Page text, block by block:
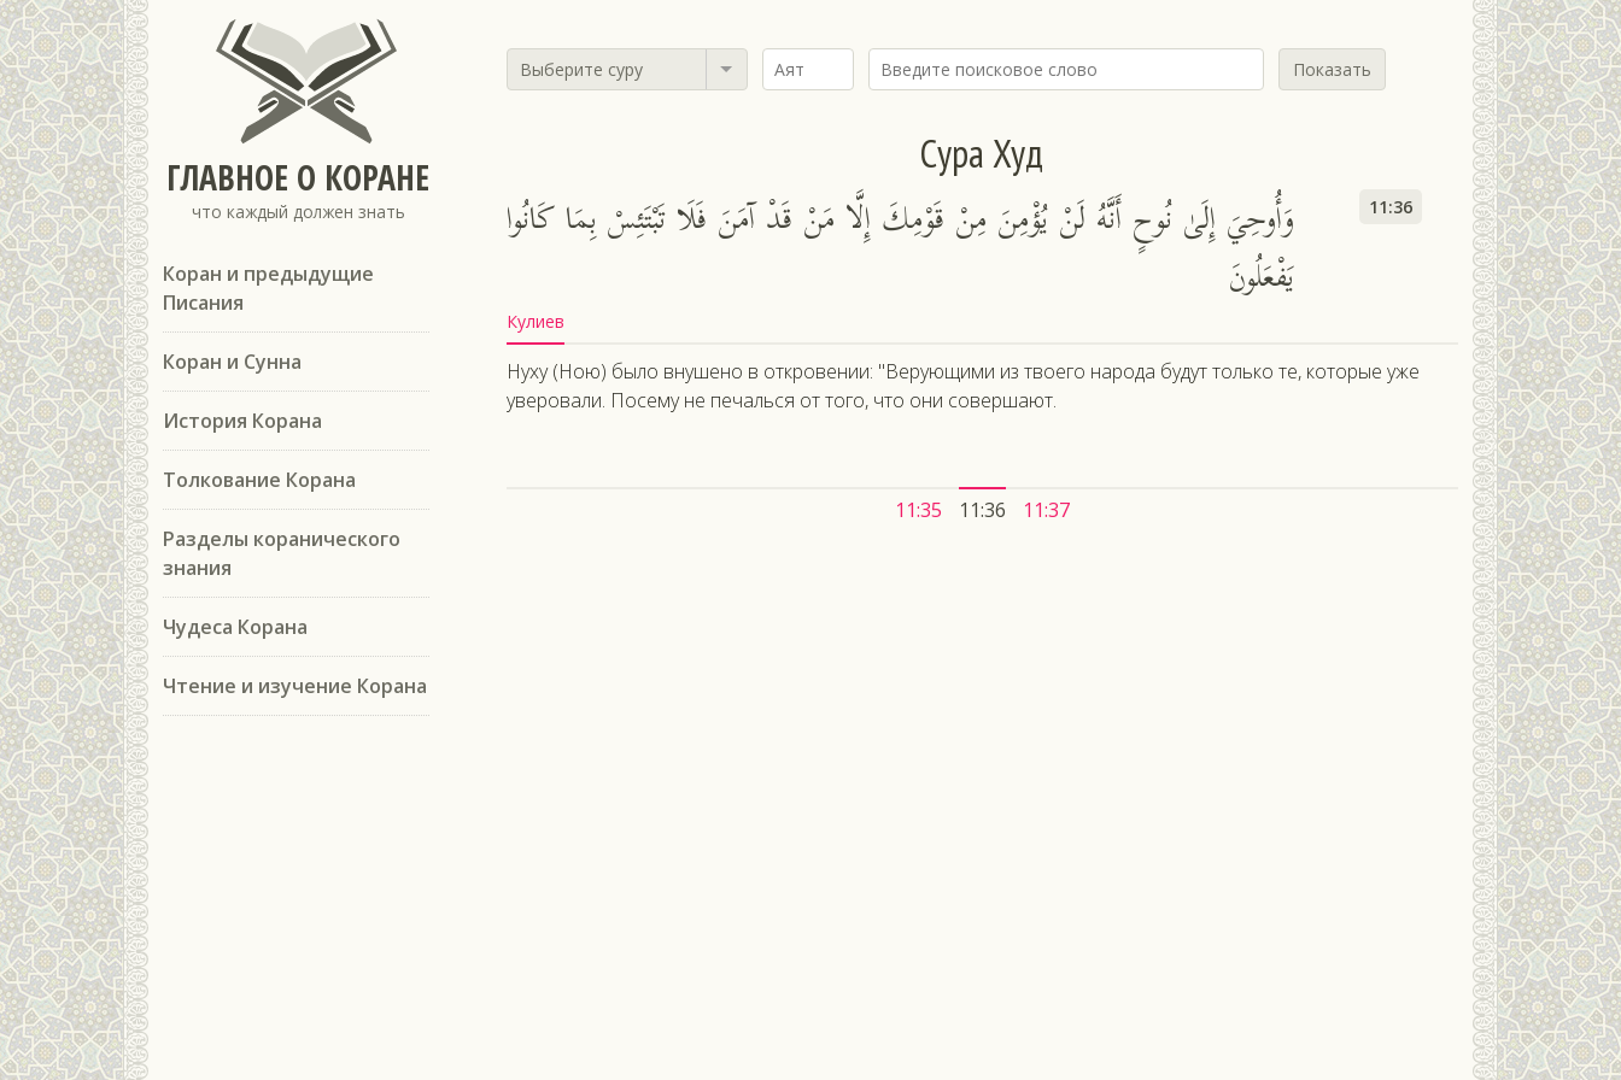
ГЛАВНОЕ О КОРАНЕ
что каждый должен знать
Коран и предыдущие
Писания
Коран и Сунна
История Корана
Толкование Корана
Разделы коранического
знания
Чудеса Корана
Чтение и изучение Корана
Выберите суру Показать
Сура Худ
وَأُوحِيَ إِلَىٰ نُوحٍ أَنَّهُ لَنْ يُؤْمِنَ مِنْ قَوْمِكَ إِلَّا مَنْ قَدْ آمَنَ فَلَا تَبْتَئِسْ بِمَا كَانُوا
يَفْعَلُونَ
11:36
Кулиев
Нуху (Ною) было внушено в откровении: "Верующими из твоего народа будут только те, которые уже
уверовали. Посему не печалься от того, что они совершают.
11:35 11:36 11:37